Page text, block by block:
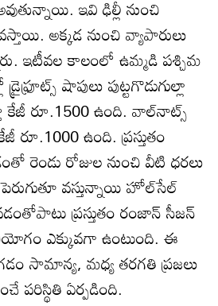
ఇవి ఢిల్లీ నుంచి
అక్కడ నుంచి వ్యాపారులు
ఇటీవల కాలంలో ఉమ్మడి పశ్చిమ
షాపులు పుట్టగొడుగుల్లా
కేజీ రూ.1500 ఉంది. వాల్‌నాట్స్‌
ఉంది. ప్రస్తుతం
రెండు రోజుల నుంచి వీటి ధరలు
వస్తున్నాయి హోల్‌సేల్‌
ప్రస్తుతం రంజాన్‌ సీజన్‌
ఎక్కువగా ఉంటుంది. ఈ
సామాన్య, మధ్య తరగతి ప్రజలు
ఏర్పడింది.